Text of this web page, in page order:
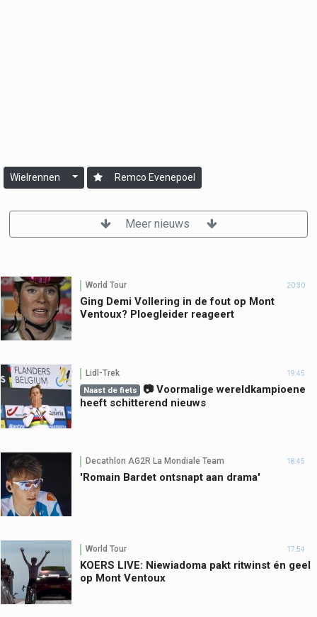
Wielrennen Remco Evenepoel
Meer nieuws
World Tour 20:30
Ging Demi Vollering in de fout op Mont
Ventoux? Ploegleider reageert
Lidl-Trek 19:45
Naast de fiets
📷 Voormalige wereldkampioene
heeft schitterend nieuws
Decathlon AG2R La Mondiale Team 18:45
'Romain Bardet ontsnapt aan drama'
World Tour 17:54
KOERS LIVE: Niewiadoma pakt ritwinst én geel
op Mont Ventoux